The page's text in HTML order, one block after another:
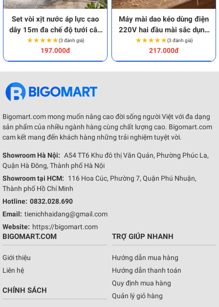
Set vòi xịt nước áp lực cao
dây 15m đa chế độ tưới cây
rửa xe
★★★★★
★★★★★(3 đánh giá)
197.000đ
Máy mài dao kéo dùng điện
220V hai đầu mài sắc dụng
cụ
★★★★★
★★★★★(3 đánh giá)
217.000đ
Bigomart.com mong muốn nâng cao đời sống người Việt với đa dạng
sản phẩm của nhiều ngành hàng cùng chất lượng cao. Bigomart.com
cam kết mang đến khách hàng những trải nghiệm tuyệt vời.
Showroom Hà Nội: A54 TT6 Khu đô thị Văn Quán, Phường Phúc La,
Quận Hà Đông, Thành phố Hà Nội
Showroom tại HCM:
116 Hoa Cúc, Phường 7, Quận Phú Nhuận,
Thành phố Hồ Chí Minh
Hotline: 0832.028.690
Email: tienichhaidang@gmail.com
Website: https://bigomart.com
BIGOMART.COM
Giới thiệu
Liên hệ
CHÍNH SÁCH
TRỢ GIÚP NHANH
Hướng dẫn mua hàng
Hướng dẫn thanh toán
Quy định mua hàng
Quản lý giỏ hàng